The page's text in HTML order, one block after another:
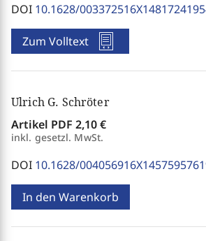
DOI 10.1628/
Zum Volltext
Ulrich G. Schröter
Artikel PDF 2,10 €
inkl. gesetzl. MwSt.
DOI 10.1628/
In den Warenkorb